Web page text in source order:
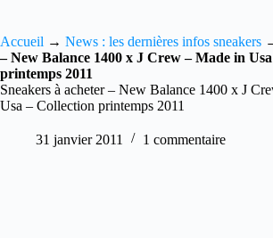
Accueil → News : les dernières infos sneakers
– New Balance 1400 x J Crew – Made in
printemps 2011
Sneakers à acheter – New Balance 1400 x J
Usa – Collection printemps 2011
31 janvier 2011 1 commentaire